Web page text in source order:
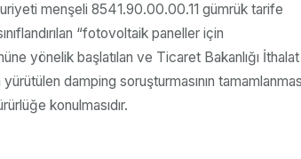
menşeli 8541.90.00.00.11 gümrük tarife
“fotovoltaik paneller için
yönelik başlatılan ve Ticaret Bakanlığı İthalat
damping soruşturmasının
konulmasıdır.